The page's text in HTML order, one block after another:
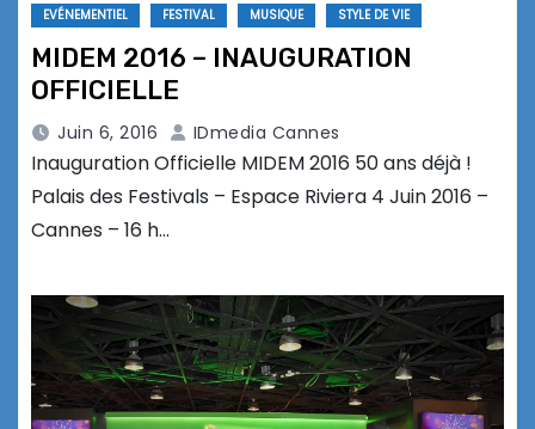
EVÉNEMENTIEL
FESTIVAL MUSIQUE STYLE DE VIE
MIDEM 2016 – INAUGURATION
OFFICIELLE
Juin 6, 2016 IDmedia Cannes
Inauguration Officielle MIDEM 2016 50 ans déjà !
Palais des Festivals – Espace Riviera 4 Juin 2016 –
Cannes – 16 h…